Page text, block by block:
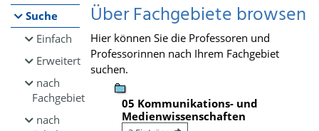
Suche
Einfach
Erweitert
nach
Fachgebiet
nach
Über Fachgebiete browsen
Hier können Sie die Professoren und
Professorinnen nach Ihrem Fachgebiet
suchen.
05 Kommunikations- und
Medienwissenschaften